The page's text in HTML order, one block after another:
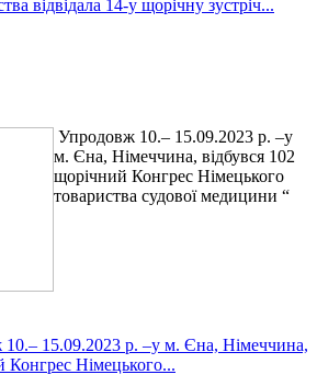
відвідала 14-у щорічну зустріч...
Упродовж 10.– 15.09.2023 р. –у
м. Єна, Німеччина, відбувся 102
щорічний Конгрес Німецького
товариства судової медицини “
15.09.2023 р. –у м. Єна, Німеччина,
Конгрес Німецького...